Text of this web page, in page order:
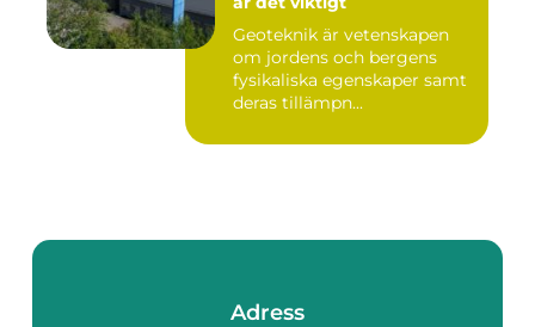
Geoteknik är vetenskapen
om jordens och bergens
fysikaliska egenskaper samt
deras tillämpn...
Adress